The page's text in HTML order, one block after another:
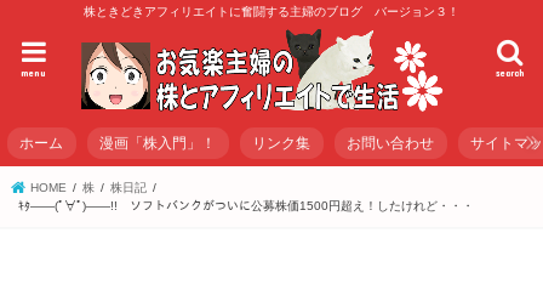
株ときどきアフィリエイトに奮闘する主婦のブログ バージョン３！
search
menu
ホーム 漫画「株入門」！ リンク集 お問い合わせ サイトマ
HOME 株
株日記
ｷﾀ――(ﾟ∀ﾟ)――!! ソフトバンクがついに公募株価1500円超え！したけれど・・・